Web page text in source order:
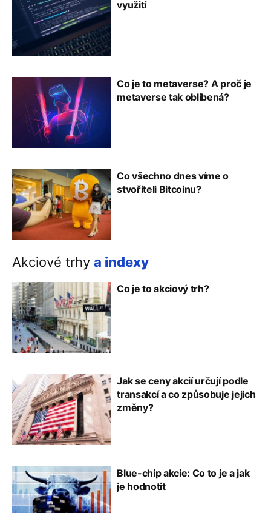
využití
Co je to metaverse? A proč je
metaverse tak oblíbená?
Co všechno dnes víme o
stvořiteli Bitcoinu?
Akciové trhy a indexy
Co je to akciový trh?
Jak se ceny akcií určují podle
transakcí a co způsobuje jejich
změny?
Blue-chip akcie: Co to je a jak
je hodnotit